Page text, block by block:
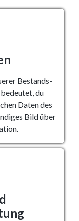
Bestands-
du
Daten des
Bild über